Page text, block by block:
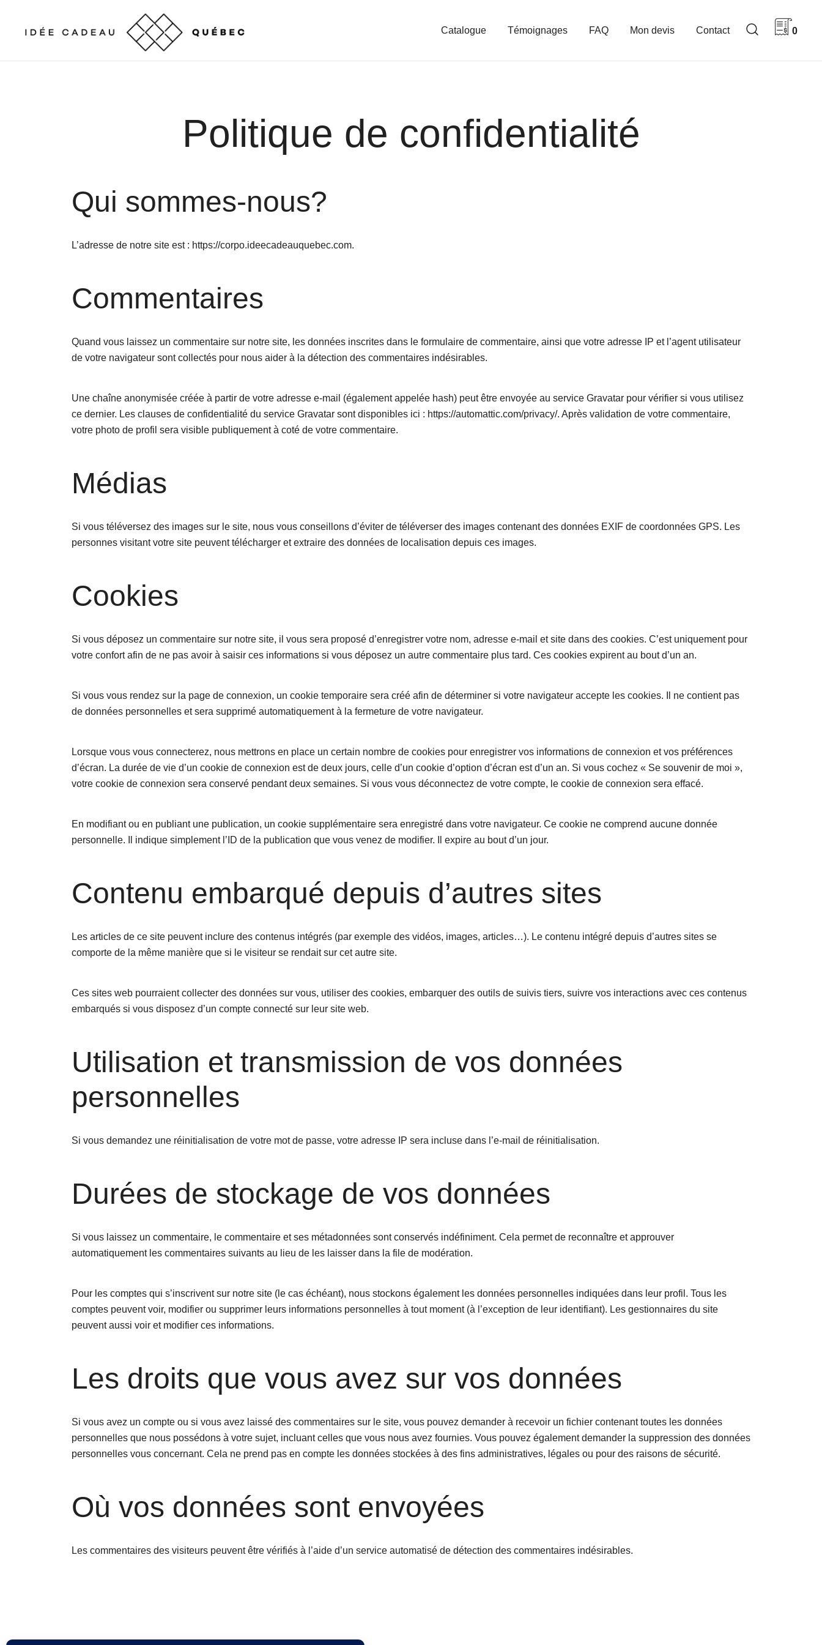
content
Catalogue Témoignages FAQ Mon devis Contact 0
Politique de confidentialité
Qui sommes-nous?
L’adresse de notre site est : https://corpo.ideecadeauquebec.com.
Commentaires
Quand vous laissez un commentaire sur notre site, les données inscrites dans le formulaire de commentaire, ainsi que votre adresse IP et l’agent utilisateur
de votre navigateur sont collectés pour nous aider à la détection des commentaires indésirables.
Une chaîne anonymisée créée à partir de votre adresse e-mail (également appelée hash) peut être envoyée au service Gravatar pour vérifier si vous utilisez
ce dernier. Les clauses de confidentialité du service Gravatar sont disponibles ici : https://automattic.com/privacy/. Après validation de votre commentaire,
votre photo de profil sera visible publiquement à coté de votre commentaire.
Médias
Si vous téléversez des images sur le site, nous vous conseillons d’éviter de téléverser des images contenant des données EXIF de coordonnées GPS. Les
personnes visitant votre site peuvent télécharger et extraire des données de localisation depuis ces images.
Cookies
Si vous déposez un commentaire sur notre site, il vous sera proposé d’enregistrer votre nom, adresse e-mail et site dans des cookies. C’est uniquement pour
votre confort afin de ne pas avoir à saisir ces informations si vous déposez un autre commentaire plus tard. Ces cookies expirent au bout d’un an.
Si vous vous rendez sur la page de connexion, un cookie temporaire sera créé afin de déterminer si votre navigateur accepte les cookies. Il ne contient pas
de données personnelles et sera supprimé automatiquement à la fermeture de votre navigateur.
Lorsque vous vous connecterez, nous mettrons en place un certain nombre de cookies pour enregistrer vos informations de connexion et vos préférences
d’écran. La durée de vie d’un cookie de connexion est de deux jours, celle d’un cookie d’option d’écran est d’un an. Si vous cochez « Se souvenir de moi »,
votre cookie de connexion sera conservé pendant deux semaines. Si vous vous déconnectez de votre compte, le cookie de connexion sera effacé.
En modifiant ou en publiant une publication, un cookie supplémentaire sera enregistré dans votre navigateur. Ce cookie ne comprend aucune donnée
personnelle. Il indique simplement l’ID de la publication que vous venez de modifier. Il expire au bout d’un jour.
Contenu embarqué depuis d’autres sites
Les articles de ce site peuvent inclure des contenus intégrés (par exemple des vidéos, images, articles…). Le contenu intégré depuis d’autres sites se
comporte de la même manière que si le visiteur se rendait sur cet autre site.
Ces sites web pourraient collecter des données sur vous, utiliser des cookies, embarquer des outils de suivis tiers, suivre vos interactions avec ces contenus
embarqués si vous disposez d’un compte connecté sur leur site web.
Utilisation et transmission de vos données
personnelles
Si vous demandez une réinitialisation de votre mot de passe, votre adresse IP sera incluse dans l’e-mail de réinitialisation.
Durées de stockage de vos données
Si vous laissez un commentaire, le commentaire et ses métadonnées sont conservés indéfiniment. Cela permet de reconnaître et approuver
automatiquement les commentaires suivants au lieu de les laisser dans la file de modération.
Pour les comptes qui s’inscrivent sur notre site (le cas échéant), nous stockons également les données personnelles indiquées dans leur profil. Tous les
comptes peuvent voir, modifier ou supprimer leurs informations personnelles à tout moment (à l’exception de leur identifiant). Les gestionnaires du site
peuvent aussi voir et modifier ces informations.
Les droits que vous avez sur vos données
Si vous avez un compte ou si vous avez laissé des commentaires sur le site, vous pouvez demander à recevoir un fichier contenant toutes les données
personnelles que nous possédons à votre sujet, incluant celles que vous nous avez fournies. Vous pouvez également demander la suppression des données
personnelles vous concernant. Cela ne prend pas en compte les données stockées à des fins administratives, légales ou pour des raisons de sécurité.
Où vos données sont envoyées
Les commentaires des visiteurs peuvent être vérifiés à l’aide d’un service automatisé de détection des commentaires indésirables.